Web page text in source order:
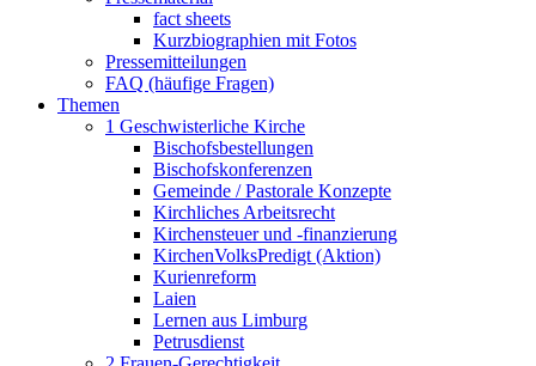
fact sheets
Kurzbiographien mit Fotos
Pressemitteilungen
FAQ (häufige Fragen)
Themen
1 Geschwisterliche Kirche
Bischofsbestellungen
Bischofskonferenzen
Gemeinde / Pastorale Konzepte
Kirchliches Arbeitsrecht
Kirchensteuer und -finanzierung
KirchenVolksPredigt (Aktion)
Kurienreform
Laien
Lernen aus Limburg
Petrusdienst